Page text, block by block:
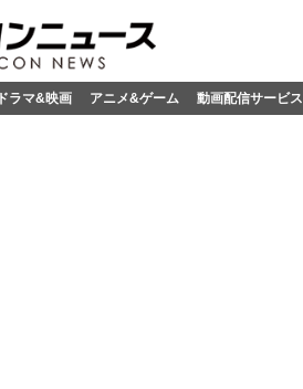
ドラマ&映画 アニメ&ゲーム 動画配信サービス